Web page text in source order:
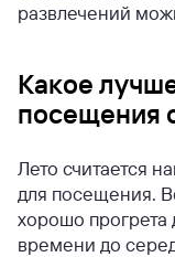
развлечений
Какое
посещения
Лето считается
для посещения.
хорошо прогрета
времени до